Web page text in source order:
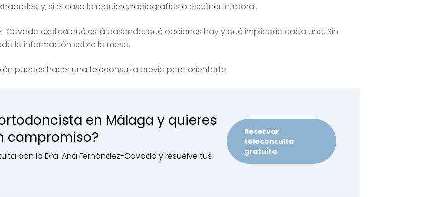
y, si el caso lo requiere, radiografías o escáner intraoral.
Cavada explica qué está pasando, qué opciones hay y qué implicaría cada una. Sin
la información sobre la mesa.
puedes hacer una teleconsulta previa para orientarte.
en Málaga y quieres
compromiso?
con la Dra. Ana Fernández-Cavada y resuelve tus
Reservar
teleconsulta
gratuita